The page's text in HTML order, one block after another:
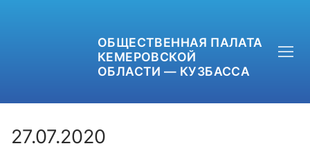
ОБЩЕСТВЕННАЯ ПАЛАТА
КЕМЕРОВСКОЙ
ОБЛАСТИ — КУЗБАССА
27.07.2020